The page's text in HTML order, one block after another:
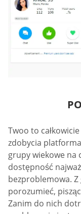
Twoo to
zdobycia
grupy wiekowe na
dostępność
bezproblemowa.
porozumieć,
Zanim do nich